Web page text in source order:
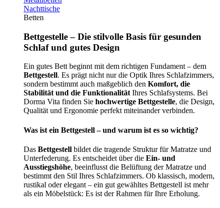
Nachttische
Betten
Bettgestelle – Die stilvolle Basis für gesunden
Schlaf und gutes Design
Ein gutes Bett beginnt mit dem richtigen Fundament – dem
Bettgestell. Es prägt nicht nur die Optik Ihres Schlafzimmers,
sondern bestimmt auch maßgeblich den Komfort, die
Stabilität und die Funktionalität Ihres Schlafsystems. Bei
Dorma Vita finden Sie hochwertige Bettgestelle, die Design,
Qualität und Ergonomie perfekt miteinander verbinden.
Was ist ein Bettgestell – und warum ist es so wichtig?
Das Bettgestell bildet die tragende Struktur für Matratze und
Unterfederung. Es entscheidet über die Ein- und
Ausstiegshöhe, beeinflusst die Belüftung der Matratze und
bestimmt den Stil Ihres Schlafzimmers. Ob klassisch, modern,
rustikal oder elegant – ein gut gewähltes Bettgestell ist mehr
als ein Möbelstück: Es ist der Rahmen für Ihre Erholung.